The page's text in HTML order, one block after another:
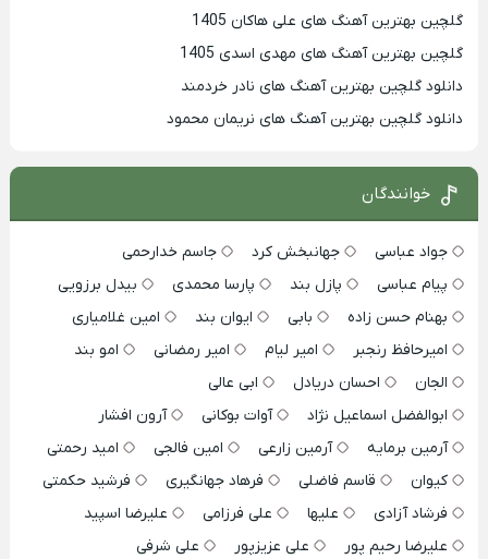
گلچین بهترين آهنگ های علی هاکان 1405
گلچین بهترین آهنگ های مهدی اسدی 1405
دانلود گلچین بهترین آهنگ های نادر خردمند
دانلود گلچین بهترین آهنگ های نریمان محمود
خوانندگان
جواد عباسی جهانبخش کرد
جاسم خدارحمی
پیام عباسی
پازل بند پارسا محمدی
بیدل برزویی
بهنام حسن زاده
بابی ایوان بند
امین غلامیاری
امیرحافظ رنجبر
امیر لیام امیر رمضانی
امو بند
الجان
احسان دریادل
ابی عالی
ابوالفضل اسماعیل نژاد
آوات بوکانی
آرون افشار
آرمین برمایه
آرمین زارعی امین فالجی
امید رحمتی
کیوان
قاسم فاضلی فرهاد جهانگیری
فرشید حکمتی
فرشاد آزادی
علیها علی فرزامی
علیرضا اسپید
علیرضا رحیم پور
علی عزیزپور
علی شرفی